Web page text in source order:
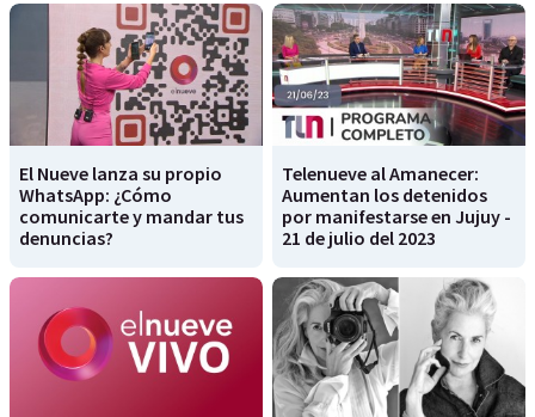
El Nueve lanza su propio
WhatsApp: ¿Cómo
comunicarte y mandar tus
denuncias?
Telenueve al Amanecer:
Aumentan los detenidos
por manifestarse en Jujuy -
21 de julio del 2023